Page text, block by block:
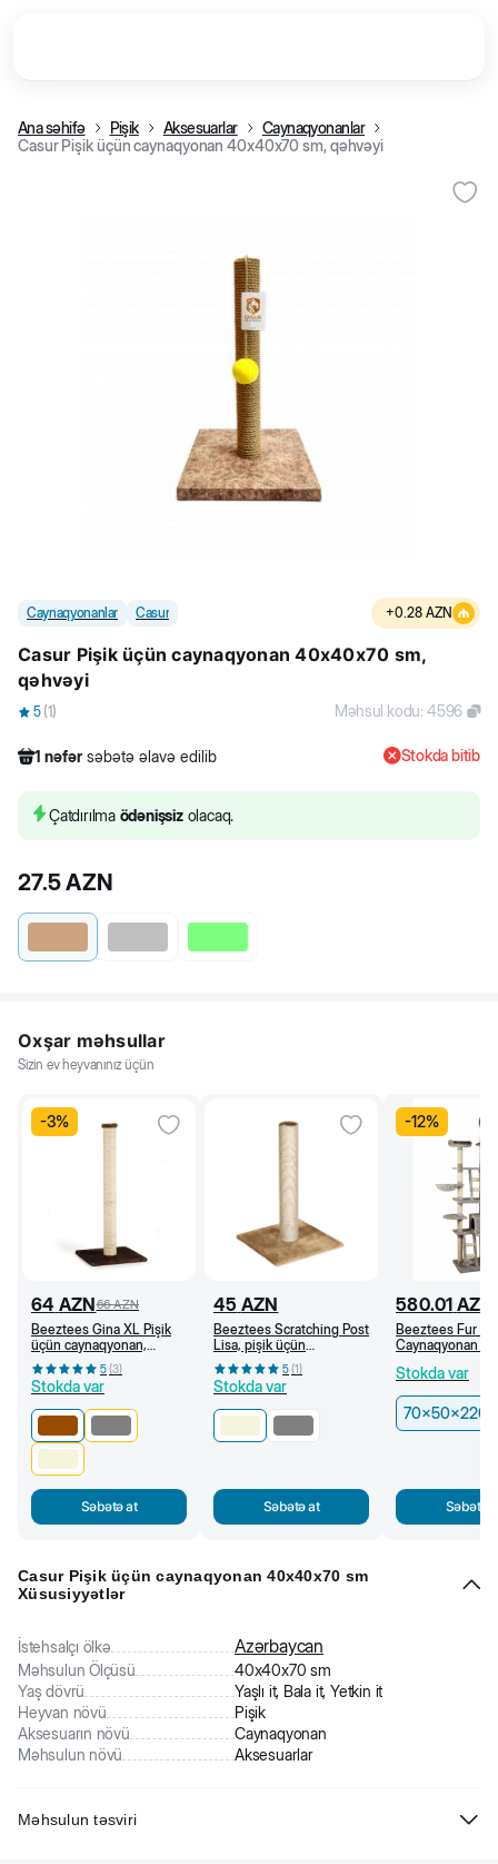
Ana səhifə Pişik Aksesuarlar
Caynaqyonanlar
Casur Pişik üçün caynaqyonan 40x40x70 sm, qəhvəyi
Caynaqyonanlar Casur +0.28 AZN
Casur Pişik üçün caynaqyonan 40x40x70 sm,
qəhvəyi
5 (1) Məhsul kodu:4596
1 nəfər səbətə əlavə edilib
3 nəfər məhsulu alıb
Stokda bitib
Çatdırılma ödənişsizolacaq.
27.5AZN
Oxşar məhsullar
Sizin ev heyvanınız üçün
-3%
64 AZN66 AZN
Beeztees Gina XL Pişik
üçün caynaqyonan,
40x40x90 sm, Qəhvəyi
5(3)
Stokda var
Səbətə at
45 AZN
Beeztees Scratching Post
Lisa, pişik üçün
caynaqyonan, 38x38x59
sm, Bej
5(1)
Stokda var
Səbətə at
-12%
580.01 AZN
Beeztees Fur
Caynaqyonan
260 sm
Stokda var
70x50x220-
Səbətə
Casur Pişik üçün caynaqyonan 40x40x70 sm
Xüsusiyyətlər
İstehsalçı ölkə Azərbaycan
Məhsulun Ölçüsü
40x40x70 sm
Yaş dövrü
Yaşlı it, Bala it, Yetkin it
Heyvan növü
Pişik
Aksesuarın növü
Caynaqyonan
Məhsulun növü
Aksesuarlar
Məhsulun təsviri